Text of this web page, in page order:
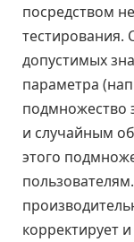
посредством
тестирования.
допустимых
параметра
подмножество
и случайным
этого
корректирует